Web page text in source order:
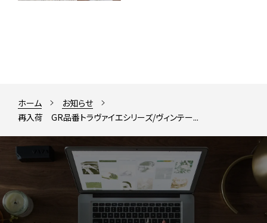
ホーム
お知らせ
再入荷 GR品番トラヴァイエシリーズ/ヴィンテー...